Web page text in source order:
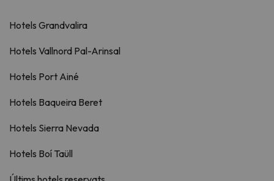
Hotels Grandvalira
Hotels Vallnord Pal-Arinsal
Hotels Port Ainé
Hotels Baqueira Beret
Hotels Sierra Nevada
Hotels Boí Taüll